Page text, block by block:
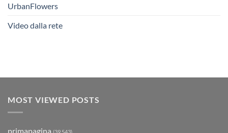
UrbanFlowers
Video dalla rete
MOST VIEWED POSTS
primapagina